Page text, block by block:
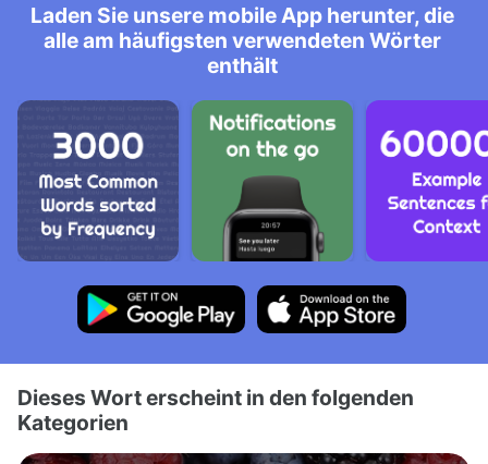
Laden Sie unsere mobile App herunter, die
alle am häufigsten verwendeten Wörter
enthält
Dieses Wort erscheint in den folgenden
Kategorien